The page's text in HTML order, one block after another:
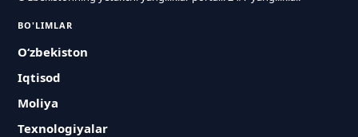
BO'LIMLAR
O‘zbekiston
Iqtisod
Moliya
Texnologiyalar